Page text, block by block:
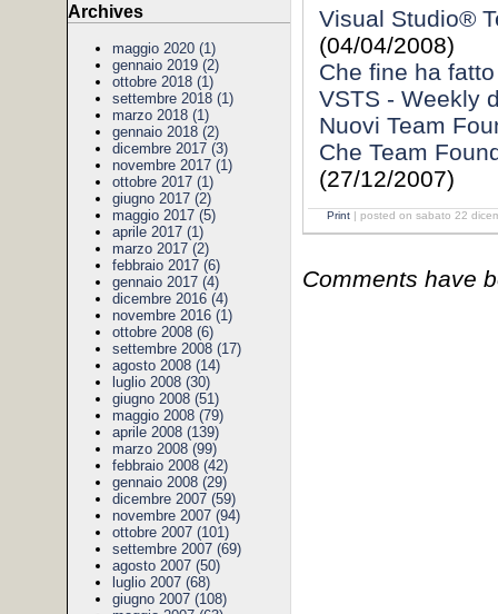
Archives
maggio 2020 (1)
gennaio 2019 (2)
ottobre 2018 (1)
settembre 2018 (1)
marzo 2018 (1)
gennaio 2018 (2)
dicembre 2017 (3)
novembre 2017 (1)
ottobre 2017 (1)
giugno 2017 (2)
maggio 2017 (5)
aprile 2017 (1)
marzo 2017 (2)
febbraio 2017 (6)
gennaio 2017 (4)
dicembre 2016 (4)
novembre 2016 (1)
ottobre 2008 (6)
settembre 2008 (17)
agosto 2008 (14)
luglio 2008 (30)
giugno 2008 (51)
maggio 2008 (79)
aprile 2008 (139)
marzo 2008 (99)
febbraio 2008 (42)
gennaio 2008 (29)
dicembre 2007 (59)
novembre 2007 (94)
ottobre 2007 (101)
settembre 2007 (69)
agosto 2007 (50)
luglio 2007 (68)
giugno 2007 (108)
Visual Studio®
(04/04/2008)
Che fine ha
VSTS - Weekly
Nuovi Team
Che Team
(27/12/2007)
Print | posted on sabato 22
Comments have